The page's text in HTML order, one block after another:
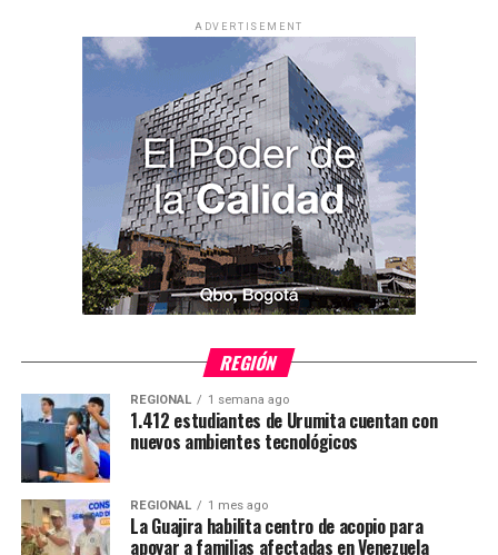
ADVERTISEMENT
REGIÓN
REGIONAL 1 semana ago
1.412 estudiantes de Urumita cuentan con
nuevos ambientes tecnológicos
REGIONAL 1 mes ago
La Guajira habilita centro de acopio para
apoyar a familias afectadas en Venezuela